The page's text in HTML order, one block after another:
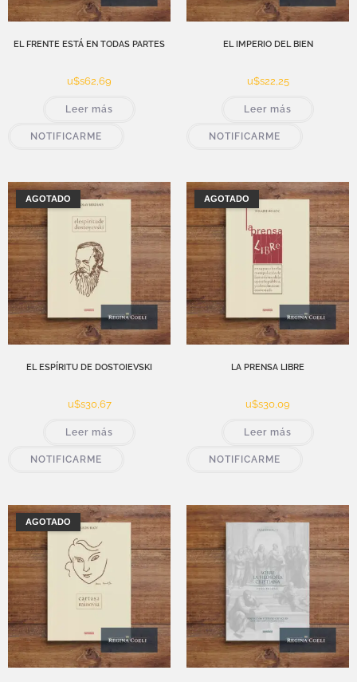
EL FRENTE ESTÁ EN TODAS PARTES
u$s62,69
Leer más
NOTIFICARME
EL IMPERIO DEL BIEN
u$s22,25
Leer más
NOTIFICARME
AGOTADO
EL ESPÍRITU DE DOSTOIEVSKI
u$s30,67
Leer más
NOTIFICARME
AGOTADO
LA PRENSA LIBRE
u$s30,09
Leer más
NOTIFICARME
AGOTADO